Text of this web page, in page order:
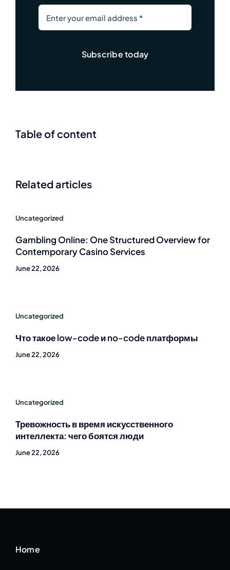
Subscribe today
Table of content
Related articles
Uncategorized
Gambling Online: One Structured Overview for
Contemporary Casino Services
June 22, 2026
Uncategorized
Что такое low-code и no-code платформы
June 22, 2026
Uncategorized
Тревожность в время искусственного
интеллекта: чего боятся люди
June 22, 2026
Home